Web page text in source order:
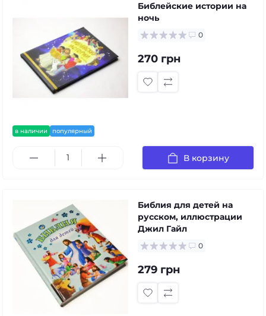
в наличии популярный
Библейские истории на
ночь
0
270 грн
В корзину
Библия для детей на
русском, иллюстрации
Джил Гайл
0
279 грн